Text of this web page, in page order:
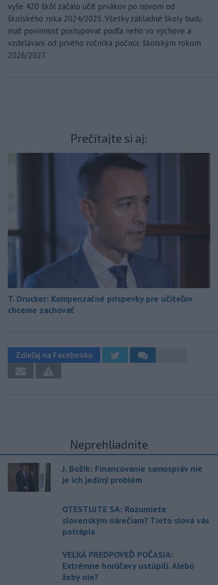
vyše 420 škôl začalo učiť prvákov po novom od
školského roka 2024/2025. Všetky základné školy budú
mať povinnosť postupovať podľa neho vo výchove a
vzdelávaní od prvého ročníka počnúc školským rokom
2026/2027.
Prečítajte si aj:
T. Drucker: Kompenzačné príspevky pre učiteľov
chceme zachovať
Zdieľaj na Facebooku
Neprehliadnite
J. Božik: Financovanie samospráv nie
je ich jediný problém
OTESTUJTE SA: Rozumiete
slovenským nárečiam? Tieto slová vás
potrápia
VEĽKÁ PREDPOVEĎ POČASIA:
Extrémne horúčavy ustúpili. Alebo
žeby nie?